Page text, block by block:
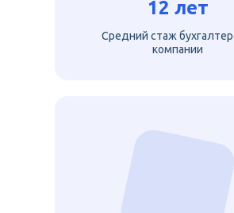
12 лет
Средний стаж
компании